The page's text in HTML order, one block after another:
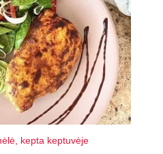
kepta keptuvėje